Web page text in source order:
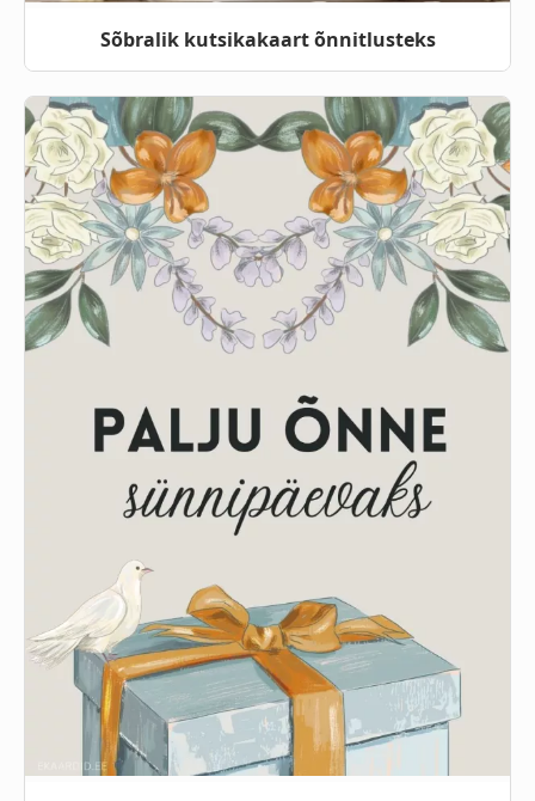
Sõbralik kutsikakaart õnnitlusteks